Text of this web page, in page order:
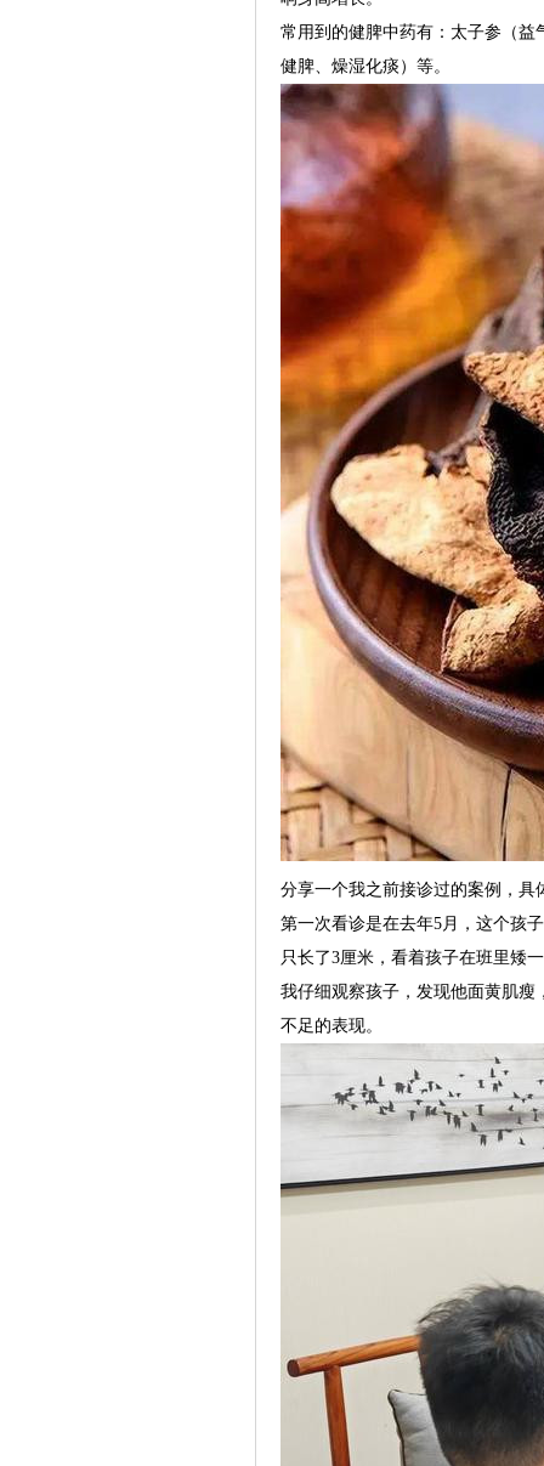
常用到的健脾中药有：太子参（
健脾、燥湿化痰）等。
分享一个我之前接诊过的案例，具
第一次看诊是在去年5月，这个孩
只长了3厘米，看着孩子在班里矮
我仔细观察孩子，发现他面黄肌
不足的表现。